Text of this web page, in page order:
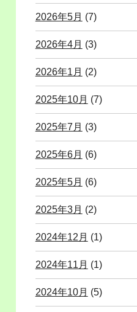
2026年5月 (7)
2026年4月 (3)
2026年1月 (2)
2025年10月 (7)
2025年7月 (3)
2025年6月 (6)
2025年5月 (6)
2025年3月 (2)
2024年12月 (1)
2024年11月 (1)
2024年10月 (5)